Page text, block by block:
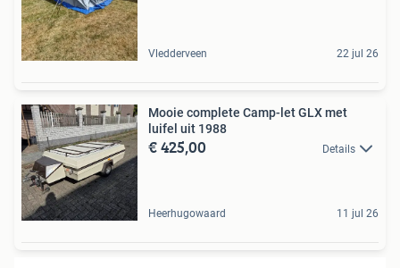
Vledderveen 22 jul 26
Mooie complete Camp-let GLX met
luifel uit 1988
€ 425,00 Details
Heerhugowaard 11 jul 26